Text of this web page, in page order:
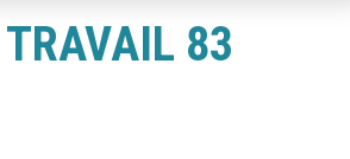
83